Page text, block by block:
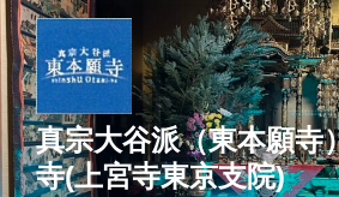
コ
ン
テ
ン
へ
ス
真宗大谷派（東本願寺
寺(上宮寺東京支院)